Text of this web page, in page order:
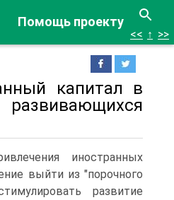
Помощь проекту
<< ↑ >>
капитал в
иностранных
выйти из "порочного
развитие